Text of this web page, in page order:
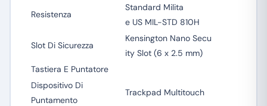
Resistenza
Standard Milita
e US MIL-STD 810H
Slot Di Sicurezza
Kensington Nano Secu
ity Slot (6 x 2.5 mm)
Tastiera E Puntatore
Dispositivo Di
Puntamento
Trackpad Multitouch